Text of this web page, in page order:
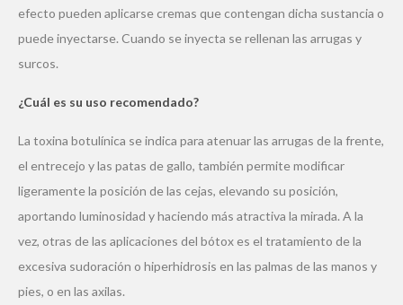
efecto pueden aplicarse cremas que contengan dicha sustancia o
puede inyectarse. Cuando se inyecta se rellenan las arrugas y
surcos.
¿Cuál es su uso recomendado?
La toxina botulínica se indica para atenuar las arrugas de la frente,
el entrecejo y las patas de gallo, también permite modificar
ligeramente la posición de las cejas, elevando su posición,
aportando luminosidad y haciendo más atractiva la mirada. A la
vez, otras de las aplicaciones del bótox es el tratamiento de la
excesiva sudoración o hiperhidrosis en las palmas de las manos y
pies, o en las axilas.